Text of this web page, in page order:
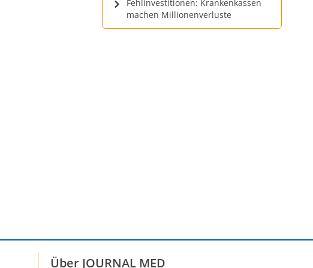
Fehlinvestitionen: Krankenkassen
machen Millionenverluste
Über JOURNAL MED